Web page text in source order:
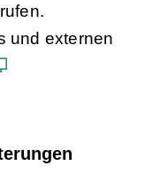
und externen